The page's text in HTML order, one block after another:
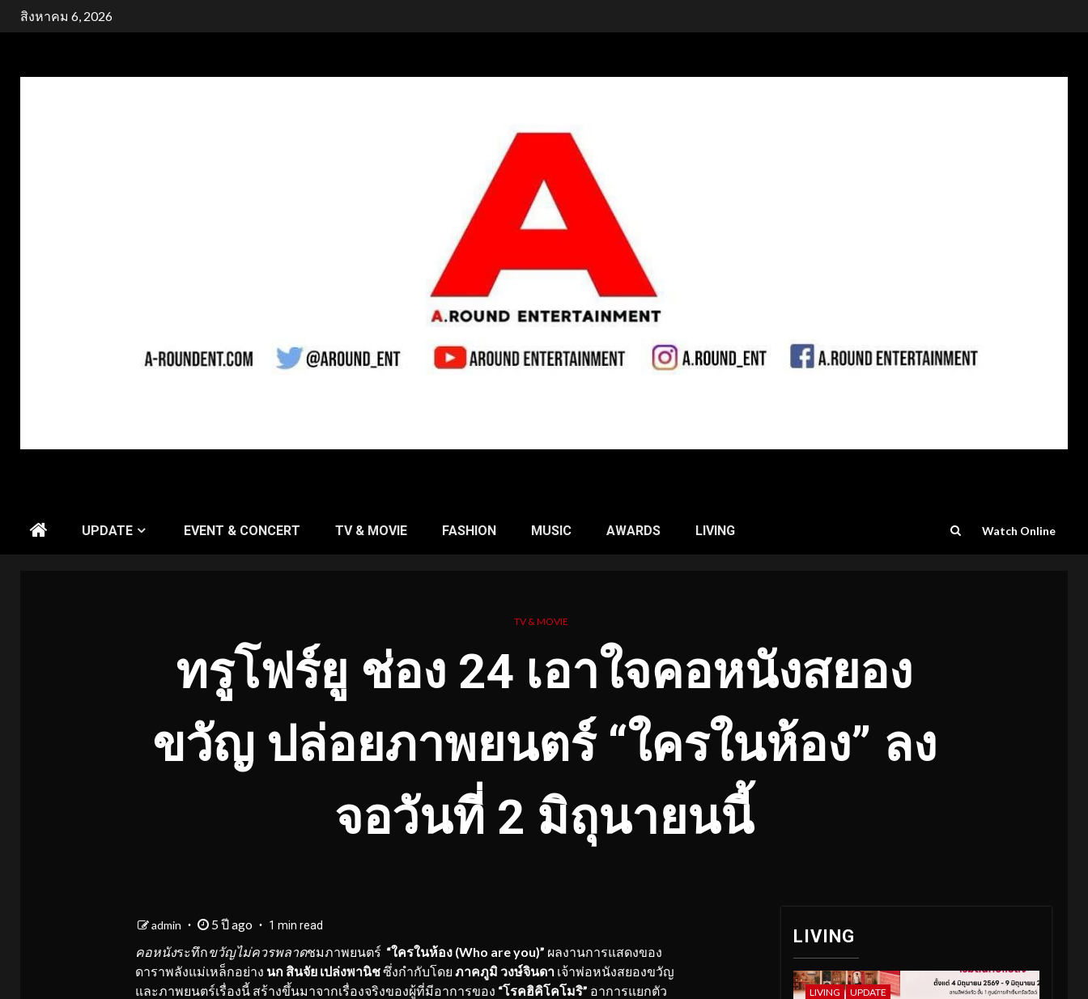
Skipสิงหาคม 6, 2026
UPDATE EVENT & CONCERT TV & MOVIE FASHION MUSIC AWARDS LIVING Watch Online
TV & MOVIE
ทรูโฟร์ยู ช่อง 24 เอาใจคอหนังสยอง
ขวัญ ปล่อยภาพยนตร์ “ใครในห้อง” ลง
จอวันที่ 2 มิถุนายนนี้
admin 5 ปี ago 1 min read
คอหนังระทึกขวัญไม่ควรพลาดชมภาพยนตร์ “ใครในห้อง (Who are you)” ผลงานการแสดงของ
ดาราพลังแม่เหล็กอย่าง นก สินจัย เปล่งพานิชซึ่งกำกับโดย ภาคภูมิวงษ์จินดาเจ้าพ่อหนังสยองขวัญ
และภาพยนตร์เรื่องนี้ สร้างขึ้นมาจากเรื่องจริงของผู้ที่มีอาการของ “โรคฮิคิ​โคโมริ” อาการแยกตัว
LIVING
LIVING UPDATE